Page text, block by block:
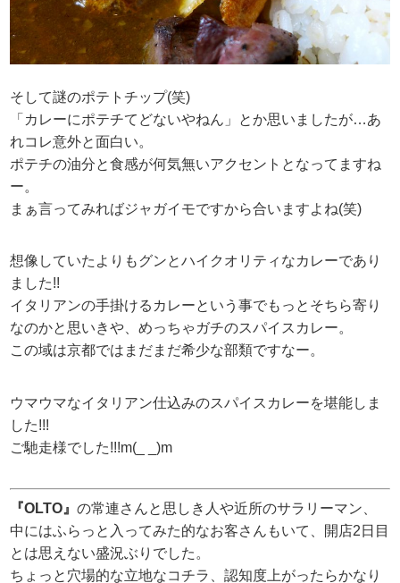
そして謎のポテトチップ(笑)
「カレーにポテチてどないやねん」とか思いましたが…あ
れコレ意外と面白い。
ポテチの油分と食感が何気無いアクセントとなってますね
ー。
まぁ言ってみればジャガイモですから合いますよね(笑)
想像していたよりもグンとハイクオリティなカレーであり
ました!!
イタリアンの手掛けるカレーという事でもっとそちら寄り
なのかと思いきや、めっちゃガチのスパイスカレー。
この域は京都ではまだまだ希少な部類ですなー。
ウマウマなイタリアン仕込みのスパイスカレーを堪能しま
した!!!
ご馳走様でした!!!m(_ _)m
『OLTO』の常連さんと思しき人や近所のサラリーマン、
中にはふらっと入ってみた的なお客さんもいて、開店2日目
とは思えない盛況ぶりでした。
ちょっと穴場的な立地なコチラ、認知度上がったらかなり